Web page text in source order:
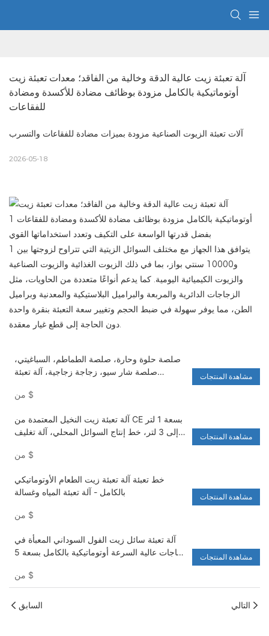
آلة تعبئة زيت عالية الدقة وخالية من الفاقد؛ معدات تعبئة زيت
أوتوماتيكية بالكامل مزودة بوظائف مضادة للأكسدة ومضادة
للفقاعات
آلات تعبئة الزيوت الصناعية مزودة بميزات مضادة للفقاعات والتسرب
2026-05-18
بفضل قدرتها الواسعة على التكيف وتعدد استخداماتها القوي
يتوافق هذا الجهاز مع مختلف السوائل الزيتية التي تتراوح لزوجتها بين 1
و10000 سنتي بواز، بما في ذلك الزيوت الغذائية والزيوت الصناعية
والزيوت الكيميائية اليومية. كما يدعم أنواعًا متعددة من الحاويات، مثل
الزجاجات الدائرية والمربعة والبراميل البلاستيكية والمعدنية وبراميل
الطن، مما يوفر سهولة في ضبط الحجم وتغيير سعة التعبئة بنقرة واحدة
دون الحاجة إلى قطع غيار معقدة.
صلصة حلوة وحارة، صلصة الطماطم، السباغيتي،
صلصة شار سيو، زجاجة زجاجية، آلة تعبئة
$
مشاهدة المنتجات
آلة تعبئة زيت النخيل المعتمدة من CE بسعة 1 لتر
إلى 3 لتر، خط إنتاج السوائل المحلي، آلة تغليف
$
مشاهدة المنتجات
خط تعبئة آلة تعبئة زيت الطعام الأوتوماتيكي
بالكامل - آلة تعبئة المياه وغسالة
$
مشاهدة المنتجات
آلة تعبئة سائل زيت الفول السوداني المعبأة في
زجاجات عالية السرعة أوتوماتيكية بالكامل بسعة 5
$
مشاهدة المنتجات
السابق التالي